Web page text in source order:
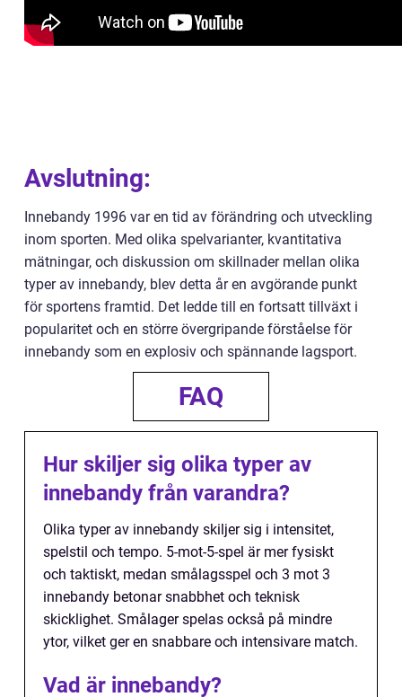
Avslutning:
Innebandy 1996 var en tid av förändring och utveckling
inom sporten. Med olika spelvarianter, kvantitativa
mätningar, och diskussion om skillnader mellan olika
typer av innebandy, blev detta år en avgörande punkt
för sportens framtid. Det ledde till en fortsatt tillväxt i
popularitet och en större övergripande förståelse för
innebandy som en explosiv och spännande lagsport.
FAQ
Hur skiljer sig olika typer av
innebandy från varandra?
Olika typer av innebandy skiljer sig i intensitet,
spelstil och tempo. 5-mot-5-spel är mer fysiskt
och taktiskt, medan smålagsspel och 3 mot 3
innebandy betonar snabbhet och teknisk
skicklighet. Smålager spelas också på mindre
ytor, vilket ger en snabbare och intensivare match.
Vad är innebandy?